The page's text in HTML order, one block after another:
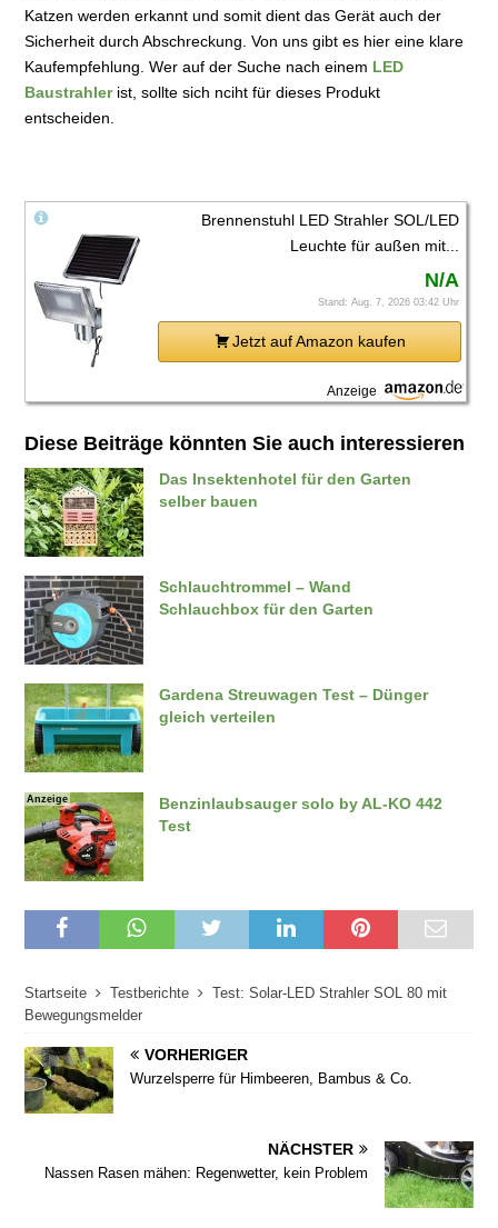
Katzen werden erkannt und somit dient das Gerät auch der
Sicherheit durch Abschreckung. Von uns gibt es hier eine klare
Kaufempfehlung. Wer auf der Suche nach einem LED
Baustrahlerist, sollte sich nciht für dieses Produkt
entscheiden.
Brennenstuhl LED Strahler SOL/LED
Leuchte für außen mit...
N/A
Stand: Aug. 7, 2026 03:42 Uhr
Jetzt auf Amazon kaufen
Anzeige
Diese Beiträge könnten Sie auch interessieren
Das Insektenhotel für den Garten
selber bauen
Schlauchtrommel – Wand
Schlauchbox für den Garten
Gardena Streuwagen Test – Dünger
gleich verteilen
Anzeige
Benzinlaubsauger solo by AL-KO 442
Test
Startseite Testberichte
Test: Solar-LED Strahler SOL 80 mit
Bewegungsmelder
VORHERIGER
Wurzelsperre für Himbeeren, Bambus & Co.
NÄCHSTER
Nassen Rasen mähen: Regenwetter, kein Problem